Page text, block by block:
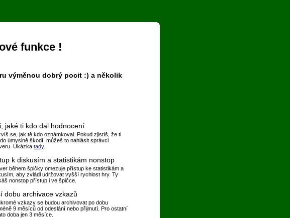
funkce !
výměnou dobrý pocit :) a několik
jaké ti kdo dal hodnocení
se, jak tě kdo oznámkoval. Pokud zjistíš, že ti
úmyslně škodí, můžeš to nahlásit správci
Ukázka tady.
k diskusím a statistikám nonstop
během špičky omezuje přístup ke statistikám a
aby zvládl udržovat vyšší rychlost hry. Ty
nonstop přístup i ve špičce.
dobu archivace vzkazů
vzkazy se budou archivovat po dobu
9 měsíců od odeslání nebo přijmutí. Pro ostatní
doba jen 3 měsíce.